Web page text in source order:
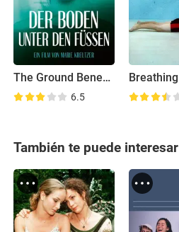
The Ground Beneath My Feet
6.5
Breathing
También te puede interesar